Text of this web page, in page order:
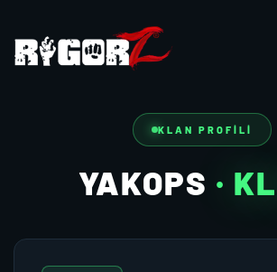
KLAN PROFILI
YAKOPS ·